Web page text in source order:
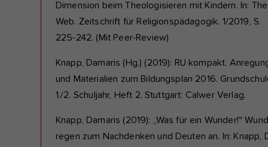
Dimension beim Theologisieren mit Kindern. In:
Web. Zeitschrift für Religionspädagogik. 1/2019, S.
225-242. (Mit Peer-Review)
Knapp, Damaris (Hg.) (2019): RU kompakt.
und Materialien zum Bildungsplan 2016.
1./2. Schuljahr, Heft 2. Stuttgart: Calwer Verlag.
Knapp, Damaris (2019): „Was für ein Wunder!“
regen zum Nachdenken und Deuten an. In: Knapp,